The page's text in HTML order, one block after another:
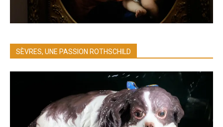
SÈVRES, UNE PASSION ROTHSCHILD